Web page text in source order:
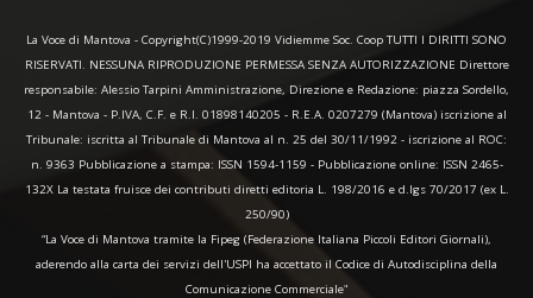
La Voce di Mantova - Copyright(C)1999-2019 Vidiemme Soc. Coop TUTTI I DIRITTI SONO
RISERVATI. NESSUNA RIPRODUZIONE PERMESSA SENZA AUTORIZZAZIONE Direttore
responsabile: Alessio Tarpini Amministrazione, Direzione e Redazione: piazza Sordello,
12 - Mantova - P.IVA, C.F. e R.I. 01898140205 - R.E.A. 0207279 (Mantova) iscrizione al
Tribunale: iscritta al Tribunale di Mantova al n. 25 del 30/11/1992 - iscrizione al ROC:
n. 9363 Pubblicazione a stampa: ISSN 1594-1159 - Pubblicazione online: ISSN 2465-
132X La testata fruisce dei contributi diretti editoria L. 198/2016 e d.lgs 70/2017 (ex L.
250/90)
“La Voce di Mantova tramite la Fipeg (Federazione Italiana Piccoli Editori Giornali),
aderendo alla carta dei servizi dell'USPI ha accettato il Codice di Autodisciplina della
Comunicazione Commerciale"